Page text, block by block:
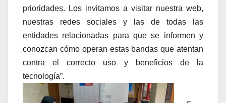
prioridades. Los invitamos a visitar nuestra web,
nuestras redes sociales y las de todas las
entidades relacionadas para que se informen y
conozcan cómo operan estas bandas que atentan
contra el correcto uso y beneficios de la
tecnología”.